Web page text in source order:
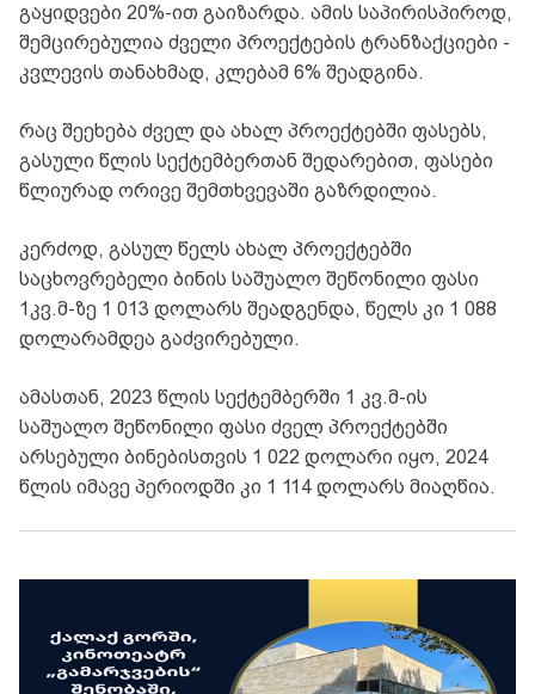
გაყიდვები 20%-ით გაიზარდა. ამის საპირისპიროდ,
შემცირებულია ძველი პროექტების ტრანზაქციები -
კვლევის თანახმად, კლებამ 6% შეადგინა.
რაც შეეხება ძველ და ახალ პროექტებში ფასებს,
გასული წლის სექტემბერთან შედარებით, ფასები
წლიურად ორივე შემთხვევაში გაზრდილია.
კერძოდ, გასულ წელს ახალ პროექტებში
საცხოვრებელი ბინის საშუალო შეწონილი ფასი
1კვ.მ-ზე 1 013 დოლარს შეადგენდა, წელს კი 1 088
დოლარამდეა გაძვირებული.
ამასთან, 2023 წლის სექტემბერში 1 კვ.მ-ის
საშუალო შეწონილი ფასი ძველ პროექტებში
არსებული ბინებისთვის 1 022 დოლარი იყო, 2024
წლის იმავე პერიოდში კი 1 114 დოლარს მიაღწია.